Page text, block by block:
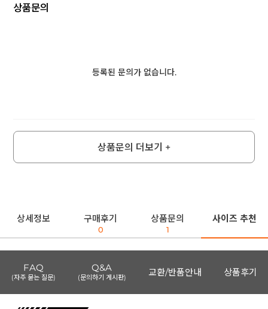
상품문의
등록된 문의가 없습니다.
상품문의 더보기 +
상세정보 구매후기
0
상품문의
1
사이즈 추천
FAQ
(자주 묻는 질문)
Q&A
(문의하기 게시판) 교환/반품안내 상품후기